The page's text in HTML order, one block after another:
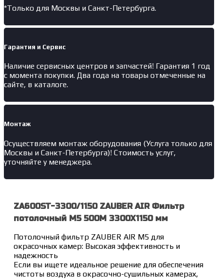
*Только для Москвы и Санкт-Петербурга.
Гарантия и Сервис
Наличие сервисных центров и запчастей! Гарантия 1 год
с момента покупки. Два года на товары отмеченные на
сайте, в каталоге.
Монтаж
Осуществляем монтаж оборудования (Услуга только для
Москвы и Санкт-Петербурга)! Стоимость услуг,
уточняйте у менеджера.
ZA600ST-3300/1150 ZAUBER AIR Фильтр
потолочный M5 500M 3300X1150 мм
Потолочный фильтр ZAUBER AIR M5 для
окрасочных камер: Высокая эффективность и
надежность
Если вы ищете идеальное решение для обеспечения
чистоты воздуха в окрасочно-сушильных камерах,